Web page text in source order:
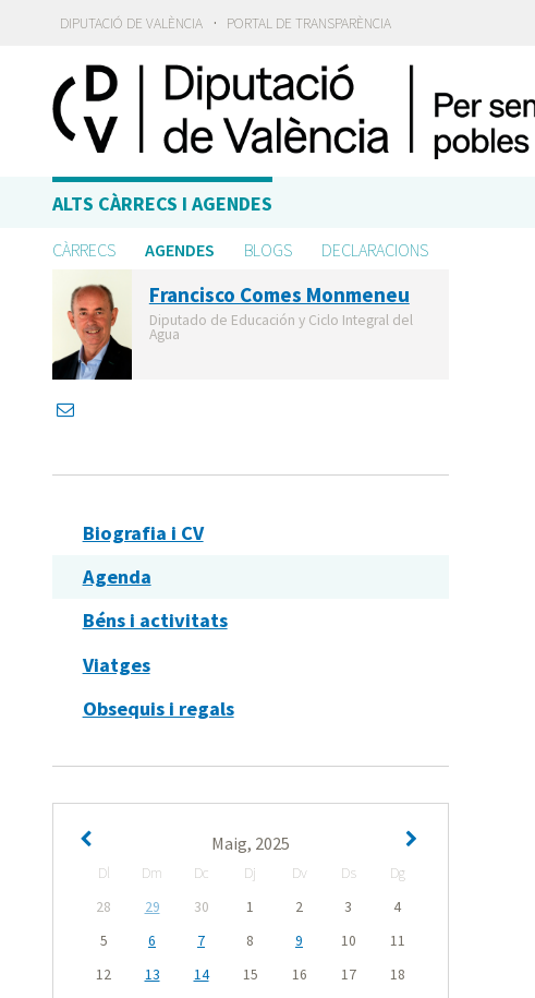
DIPUTACIÓ DE VALÈNCIA · PORTAL DE TRANSPARÈNCIA
ALTS CÀRRECS I AGENDES
CÀRRECS AGENDES BLOGS DECLARACIONS
Francisco Comes Monmeneu
Diputado de Educación y Ciclo Integral del
Agua
Biografia i CV
Agenda
Béns i activitats
Viatges
Obsequis i regals
Maig, 2025
Dl Dm Dc Dj Dv Ds
Dg
28
29 30 1 2 3
4
5
6 7 8 9 10
11
12
13 14 15 16 17
18